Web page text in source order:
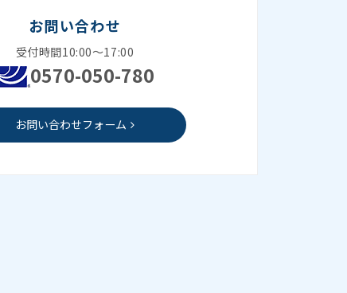
お問い合わせ
受付時間10:00～17:00
0570-050-780
お問い合わせフォーム